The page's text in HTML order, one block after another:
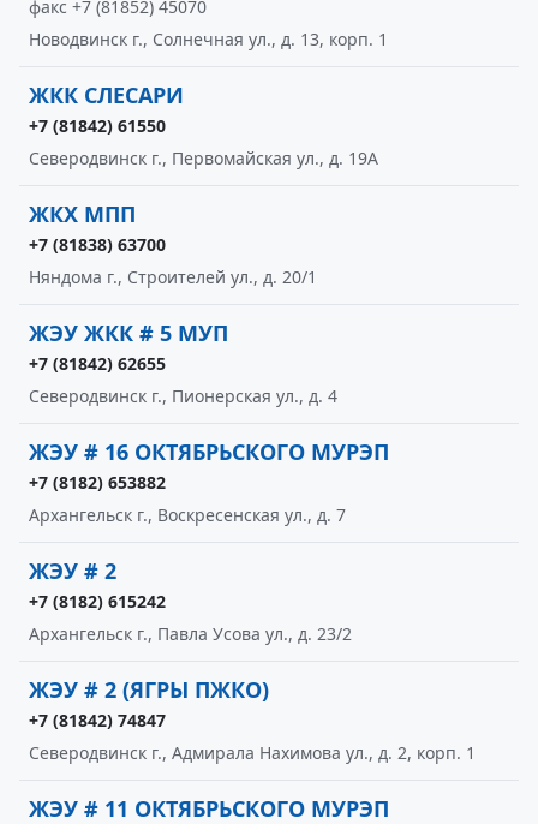
факс +7 (81852) 45070
Новодвинск г., Солнечная ул., д. 13, корп. 1
ЖКК СЛЕСАРИ
+7 (81842) 61550
Северодвинск г., Первомайская ул., д. 19А
ЖКХ МПП
+7 (81838) 63700
Няндома г., Строителей ул., д. 20/1
ЖЭУ ЖКК # 5 МУП
+7 (81842) 62655
Северодвинск г., Пионерская ул., д. 4
ЖЭУ # 16 ОКТЯБРЬСКОГО МУРЭП
+7 (8182) 653882
Архангельск г., Воскресенская ул., д. 7
ЖЭУ # 2
+7 (8182) 615242
Архангельск г., Павла Усова ул., д. 23/2
ЖЭУ # 2 (ЯГРЫ ПЖКО)
+7 (81842) 74847
Северодвинск г., Адмирала Нахимова ул., д. 2, корп. 1
ЖЭУ # 11 ОКТЯБРЬСКОГО МУРЭП